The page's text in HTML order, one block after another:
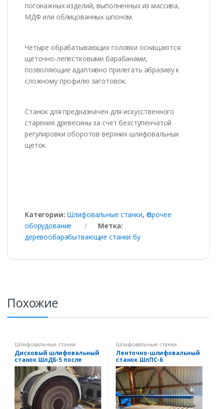
погонажных изделий, выполненных из массива,
МДФ или облицованных шпоном.
Четыре обрабатывающих головки оснащаются
щеточно-лепестковыми барабанами,
позволяющие адаптивно прилегать абразиву к
сложному профилю заготовок.
Станок для предназначен для искусственного
старения древесины за счет безступенчатой
регулировки оборотов верхних шлифовальных
щеток.
Категории: Шлифовальные станки, Ѳ прочее
оборудование
Метка:
деревообарабытвающие станки бу
Похожие
Шлифовальные станки
Дисковый шлифовальный
станок ШлДБ-5 после
капитального ремонта
Шлифовальные станки
Ленточно-шлифовальный
станок ШлПС-6